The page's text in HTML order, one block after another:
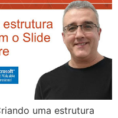
uma estrutura